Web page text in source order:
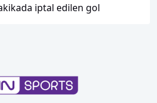
iptal edilen gol